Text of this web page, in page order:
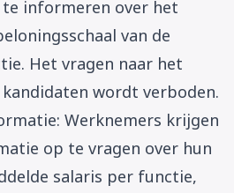
informeren over het
van de
Het vragen naar het
wordt verboden.
Werknemers krijgen
op te vragen over hun
salaris per functie,